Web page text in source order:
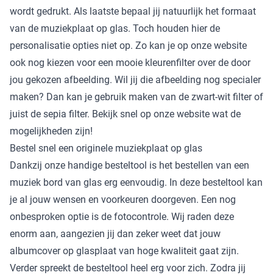
wordt gedrukt. Als laatste bepaal jij natuurlijk het formaat
van de muziekplaat op glas. Toch houden hier de
personalisatie opties niet op. Zo kan je op onze website
ook nog kiezen voor een mooie kleurenfilter over de door
jou gekozen afbeelding. Wil jij die afbeelding nog specialer
maken? Dan kan je gebruik maken van de zwart-wit filter of
juist de sepia filter. Bekijk snel op onze website wat de
mogelijkheden zijn!
Bestel snel een originele muziekplaat op glas
Dankzij onze handige besteltool is het bestellen van een
muziek bord van glas erg eenvoudig. In deze besteltool kan
je al jouw wensen en voorkeuren doorgeven. Een nog
onbesproken optie is de fotocontrole. Wij raden deze
enorm aan, aangezien jij dan zeker weet dat jouw
albumcover op glasplaat van hoge kwaliteit gaat zijn.
Verder spreekt de besteltool heel erg voor zich. Zodra jij